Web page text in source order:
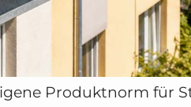
Produktnorm für